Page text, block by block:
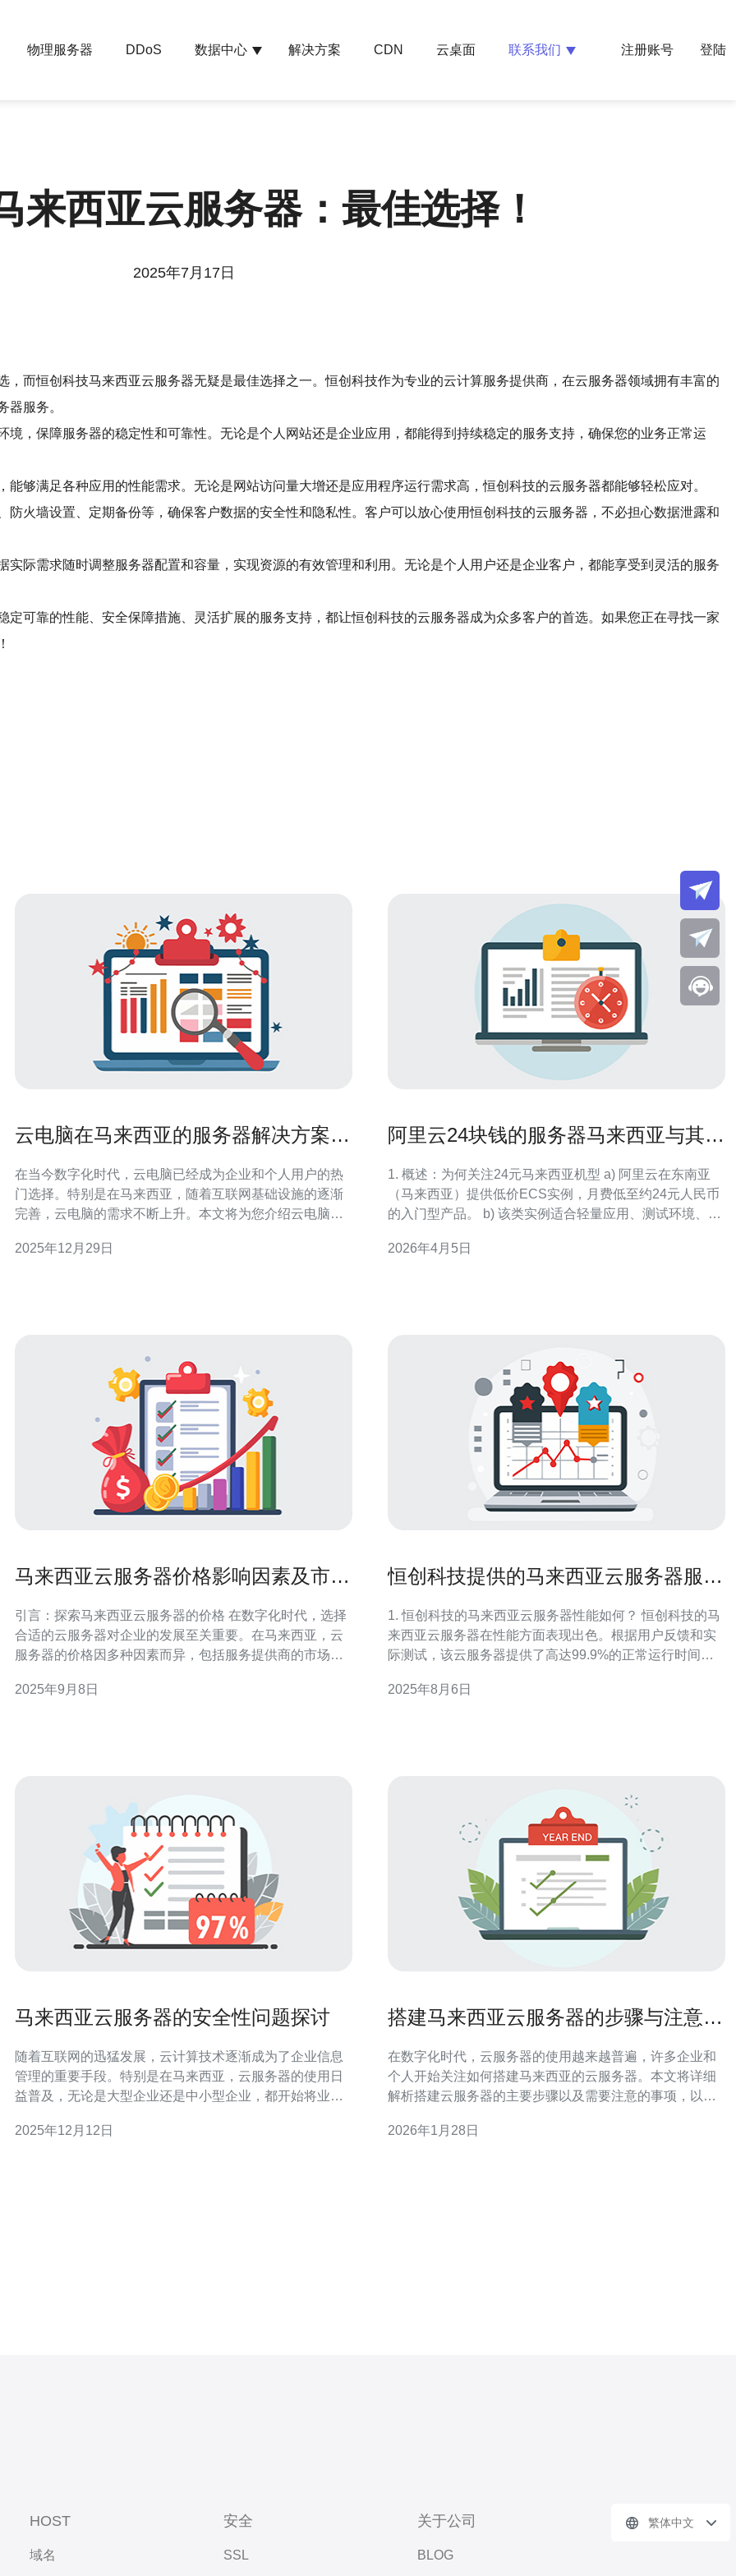
物理服务器 DDoS 数据中心 解决方案 CDN 云桌面 联系我们 注册账号 登陆
来西亚云服务器：最佳选择！
2025年7月17日
而恒创科技马来西亚云服务器无疑是最佳选择之一。恒创科技作为专业的云计算服务提供商，在云服务器领域拥有丰富的
器服务。
，保障服务器的稳定性和可靠性。无论是个人网站还是企业应用，都能得到持续稳定的服务支持，确保您的业务正常运
够满足各种应用的性能需求。无论是网站访问量大增还是应用程序运行需求高，恒创科技的云服务器都能够轻松应对。
火墙设置、定期备份等，确保客户数据的安全性和隐私性。客户可以放心使用恒创科技的云服务器，不必担心数据泄露和
际需求随时调整服务器配置和容量，实现资源的有效管理和利用。无论是个人用户还是企业客户，都能享受到灵活的服务
可靠的性能、安全保障措施、灵活扩展的服务支持，都让恒创科技的云服务器成为众多客户的首选。如果您正在寻找一家
云电脑在马来西亚的服务器解决方案介
在当今数字化时代，云电脑已经成为企业和个人用户的热
门选择。特别是在马来西亚，随着互联网基础设施的逐渐
完善，云电脑的需求不断上升。本文将为您介绍云电脑在
器）、主机、域名及相关技术，帮助您做出明智的选择。
2025年12月29日
阿里云24块钱的服务器马来西亚与其他
1. 概述：为何关注24元马来西亚机型 a) 阿里云在东南亚
（马来西亚）提供低价ECS实例，月费低至约24元人民币
的入门型产品。 b) 该类实例适合轻量应用、测试环境、静
存和公网带宽上受限。 d) 需要结合域名解析、CDN与基础
2026年4月5日
马来西亚云服务器价格影响因素及市场
引言：探索马来西亚云服务器的价格 在数字化时代，选择
合适的云服务器对企业的发展至关重要。在马来西亚，云
服务器的价格因多种因素而异，包括服务提供商的市场定
最便宜或性价比最高的云服务器的企业来说，了解这些影
2025年9月8日
恒创科技提供的马来西亚云服务器服务
1. 恒创科技的马来西亚云服务器性能如何？ 恒创科技的马
来西亚云服务器在性能方面表现出色。根据用户反馈和实
际测试，该云服务器提供了高达99.9%的正常运行时间，
最新的硬件技术，配备了高性能的CPU和大容量的内存，
2025年8月6日
马来西亚云服务器的安全性问题探讨
随着互联网的迅猛发展，云计算技术逐渐成为了企业信息
管理的重要手段。特别是在马来西亚，云服务器的使用日
益普及，无论是大型企业还是中小型企业，都开始将业务
全性、性能、价格等因素。本文将对马来西亚云服务器的
2025年12月12日
搭建马来西亚云服务器的步骤与注意事
在数字化时代，云服务器的使用越来越普遍，许多企业和
个人开始关注如何搭建马来西亚的云服务器。本文将详细
解析搭建云服务器的主要步骤以及需要注意的事项，以帮
步骤有哪些？ 搭建马来西亚云服务器的步骤主要包括选择
2026年1月28日
HOST
域名
安全
SSL
关于公司
BLOG
繁体中文